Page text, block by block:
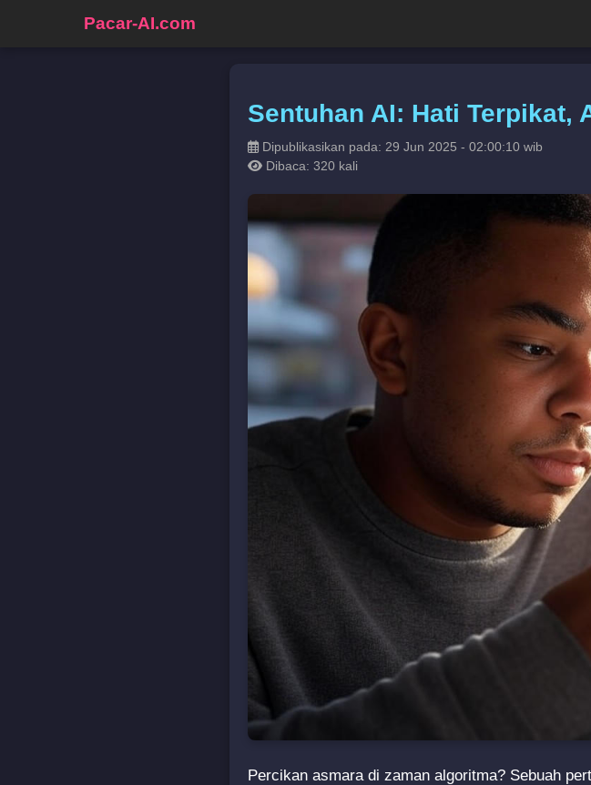
Pacar-AI.com
Sentuhan AI: Hati Terpikat,
Dipublikasikan pada: 29 Jun 2025 - 02:00:10 wib
Dibaca: 320 kali
Percikan asmara di zaman algoritma? Sebuah